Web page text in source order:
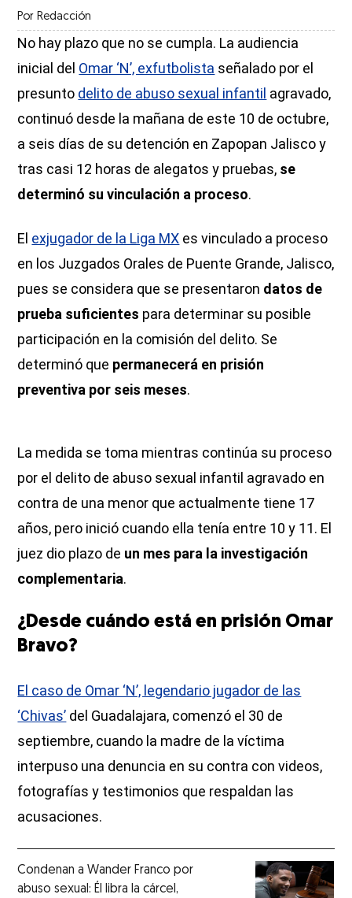
Por Redacción
No hay plazo que no se cumpla. La audiencia
inicial del Omar ‘N’, exfutbolista señalado por el
presunto delito de abuso sexual infantil agravado,
continuó desde la mañana de este 10 de octubre,
a seis días de su detención en Zapopan Jalisco y
tras casi 12 horas de alegatos y pruebas, se
determinó su vinculación a proceso.
El exjugador de la Liga MX es vinculado a proceso
en los Juzgados Orales de Puente Grande, Jalisco,
pues se considera que se presentaron datos de
prueba suficientes para determinar su posible
participación en la comisión del delito. Se
determinó que permanecerá en prisión
preventiva por seis meses.
La medida se toma mientras continúa su proceso
por el delito de abuso sexual infantil agravado en
contra de una menor que actualmente tiene 17
años, pero inició cuando ella tenía entre 10 y 11. El
juez dio plazo de un mes para la investigación
complementaria.
¿Desde cuándo está en prisión Omar
Bravo?
El caso de Omar ‘N’, legendario jugador de las
‘Chivas’ del Guadalajara, comenzó el 30 de
septiembre, cuando la madre de la víctima
interpuso una denuncia en su contra con videos,
fotografías y testimonios que respaldan las
acusaciones.
Condenan a Wander Franco por
abuso sexual: Él libra la cárcel,